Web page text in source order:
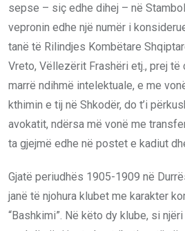
sepse – siç edhe dihej – në
vepronin edhe një numër i
tanë të Rilindjes Kombëtare
Vreto, Vëllezërit Frashëri etj., prej
marrë ndihmë intelektuale, e me
kthimin e tij në Shkodër, do t’i
avokatit, ndërsa më vonë me
ta gjejmë edhe në postet e kadiut
Gjatë periudhës 1905-1909 në
janë të njohura klubet me karakter
“Bashkimi”. Në këto dy klube, si